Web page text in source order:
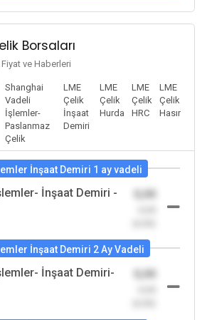
Borsaları
ve Haberleri
Shanghai
Vadeli
İşlemler-
Paslanmaz
Çelik
LME
Çelik
İnşaat
Demiri
LME
Çelik
Hurda
LME
Çelik
HRC
LME
Çelik
Hasır
İnşaat Demiri 1 ay vadeli
İnşaat Demiri -
0,00
İnşaat Demiri 2 Ay Vadeli
İnşaat Demiri-
0,00